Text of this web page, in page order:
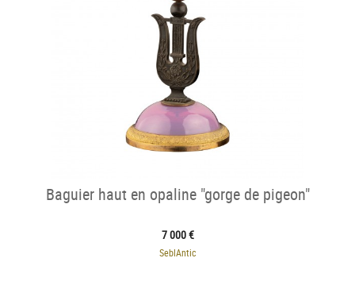
Baguier haut en opaline "gorge de pigeon"
7 000 €
SeblAntic